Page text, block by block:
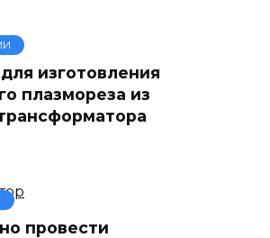
изготовления
плазмореза из
провести